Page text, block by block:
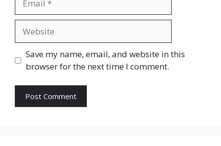
Save my name, email, and website in this
browser for the next time I comment.